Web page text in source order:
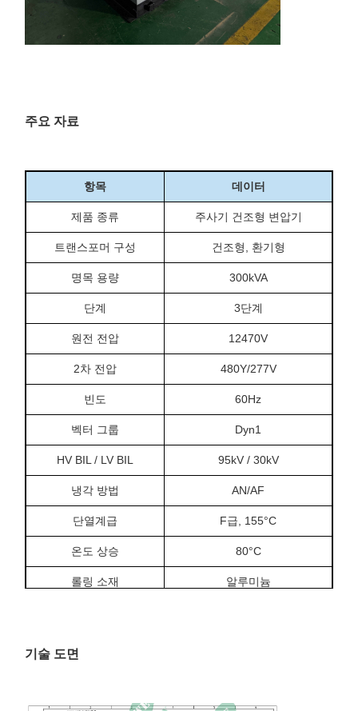
주요 자료
항목 데이터
제품 종류 주사기 건조형 변압기
트랜스포머 구성 건조형, 환기형
명목 용량 300kVA
단계 3단계
원전 전압 12470V
2차 전압 480Y/277V
빈도 60Hz
벡터 그룹 Dyn1
HV BIL / LV BIL 95kV / 30kV
냉각 방법 AN/AF
단열계급 F급, 155°C
온도 상승 80°C
롤링 소재 알루미늄
효율성 990.00%
기술 도면